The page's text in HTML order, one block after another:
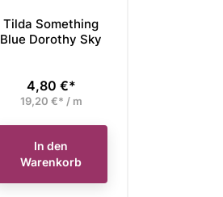
Tilda Something
Blue Dorothy Sky
Preis
4,80 €*
19,20 €* / m
In den
Warenkorb